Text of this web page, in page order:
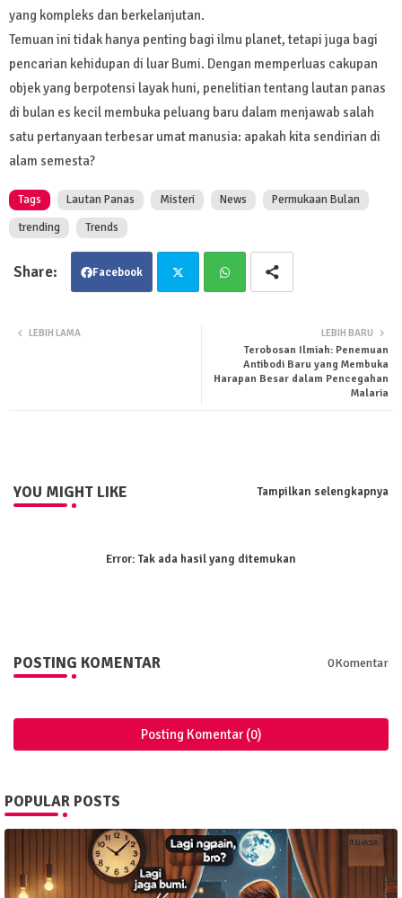
yang kompleks dan berkelanjutan.
Temuan ini tidak hanya penting bagi ilmu planet, tetapi juga bagi
pencarian kehidupan di luar Bumi. Dengan memperluas cakupan
objek yang berpotensi layak huni, penelitian tentang lautan panas
di bulan es kecil membuka peluang baru dalam menjawab salah
satu pertanyaan terbesar umat manusia: apakah kita sendirian di
alam semesta?
Tags Lautan Panas Misteri News
Permukaan Bulan
trending
Trends
Facebook
LEBIH BARU
Terobosan Ilmiah: Penemuan
Antibodi Baru yang Membuka
Harapan Besar dalam Pencegahan
Malaria
LEBIH LAMA
YOU MIGHT LIKE Tampilkan selengkapnya
Error:Tak ada hasil yang ditemukan
POSTING KOMENTAR 0Komentar
Posting Komentar (0)
POPULAR POSTS